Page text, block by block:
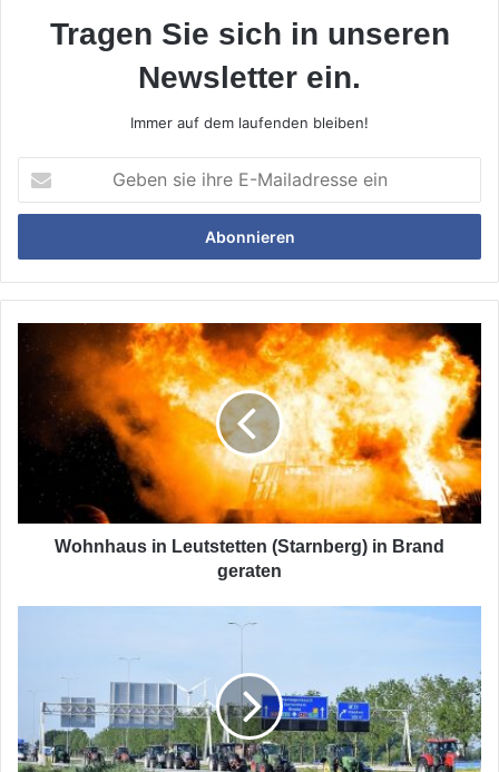
Tragen Sie sich in unseren
Newsletter ein.
Immer auf dem laufenden bleiben!
sie
ihre
Mailadresse
ein
Leutstetten
(Starnberg)
Brand
geraten
Wohnhaus in Leutstetten (Starnberg) in Brand
geraten
Bauern
geht
weiter